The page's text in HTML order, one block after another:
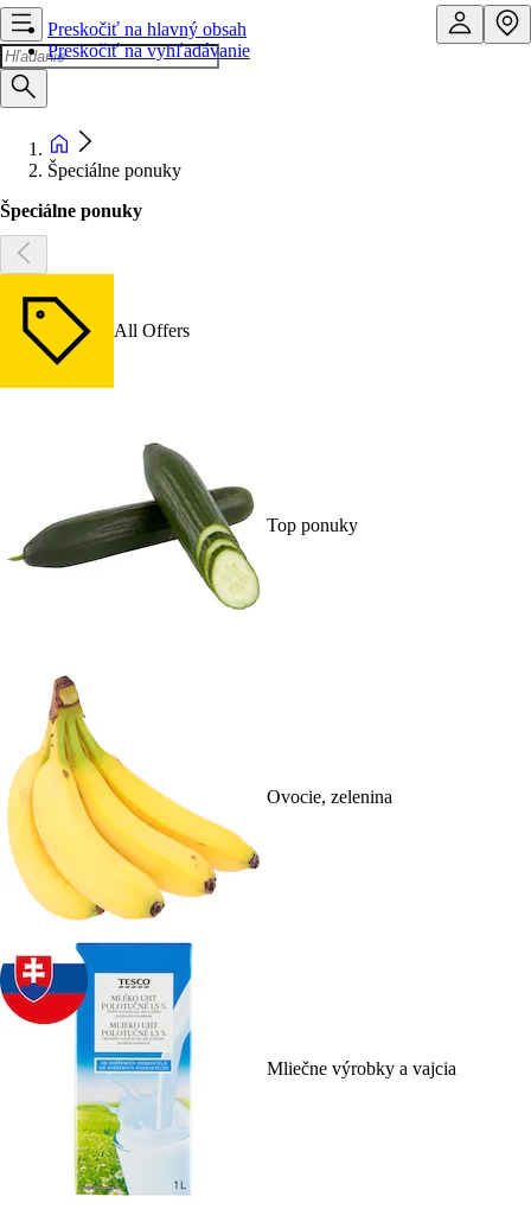
Preskočiť na hlavný obsah
Preskočiť na vyhľadávanie
Špeciálne ponuky
Špeciálne ponuky
All Offers
Top ponuky
Ovocie, zelenina
Mliečne výrobky a vajcia